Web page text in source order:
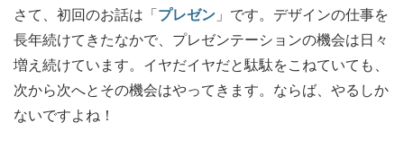
さて、初回のお話は「プレゼン 」です。デザインの仕事を
長年続けてきたなかで、プレゼンテーションの機会は日々
増え続けています。イヤだイヤだと駄駄をこねていても、
次から次へとその機会はやってきます。ならば、やるしか
ないですよね！